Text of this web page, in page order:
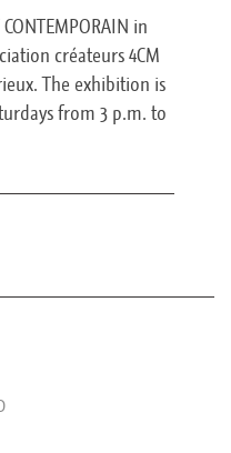
in
créateurs 4CM
The exhibition is
from 3 p.m. to